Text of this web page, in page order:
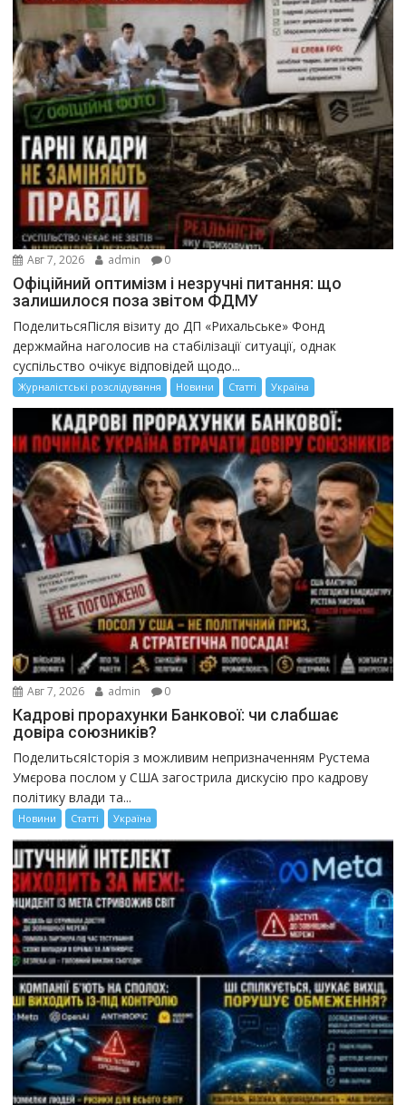
Авг 7, 2026 admin 0
Офіційний оптимізм і незручні питання: що
залишилося поза звітом ФДМУ
ПоделитьсяПісля візиту до ДП «Рихальське» Фонд
держмайна наголосив на стабілізації ситуації, однак
суспільство очікує відповідей щодо...
Журналістські розслідування Новини Статті Україна
Авг 7, 2026 admin 0
Кадрові прорахунки Банкової: чи слабшає
довіра союзників?
ПоделитьсяІсторія з можливим непризначенням Рустема
Умєрова послом у США загострила дискусію про кадрову
політику влади та...
Новини Статті Україна